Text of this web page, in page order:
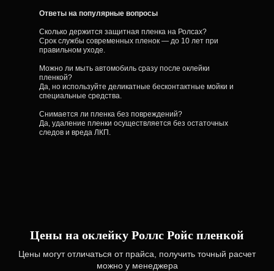
Ответы на популярные вопросы
Сколько держится защитная пленка на Ролсах?
Срок службы современных пленок — до 10 лет при
правильном уходе.
Можно ли мыть автомобиль сразу после оклейки
пленкой?
Да, но используйте деликатные бесконтактные мойки и
специальные средства.
Снимается ли пленка без повреждений?
Да, удаление пленки осуществляется без остаточных
следов и вреда ЛКП.
Цены на оклейку Роллс Ройс пленкой
Цены могут отличаться от прайса, получить точный расчет
можно у менеджера